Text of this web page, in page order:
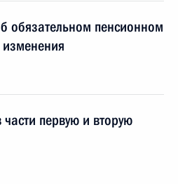
обязательном пенсионном
первую и вторую